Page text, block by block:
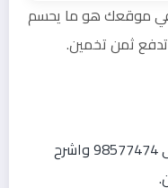
في موقعك هو ما يحسم
ثمن تخمين.
على 98577474 واشرح